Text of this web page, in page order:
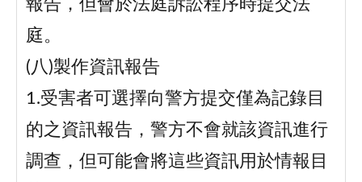
報告，但會於法庭訴訟程序時提交法
庭。
(八)製作資訊報告
1.受害者可選擇向警方提交僅為記錄目
的之資訊報告，警方不會就該資訊進行
調查，但可能會將這些資訊用於情報目